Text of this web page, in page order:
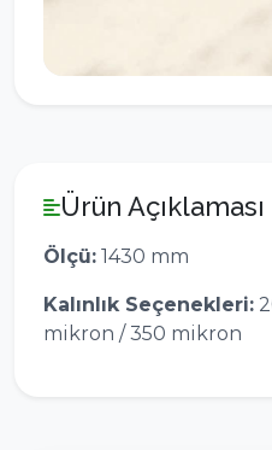
Ürün Açıklaması
Ölçü: 1430 mm
Kalınlık Seçenekleri:
mikron / 350 mikron